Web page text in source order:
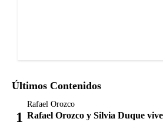
Últimos Contenidos
Rafael Orozco
Rafael Orozco y Silvia Duque